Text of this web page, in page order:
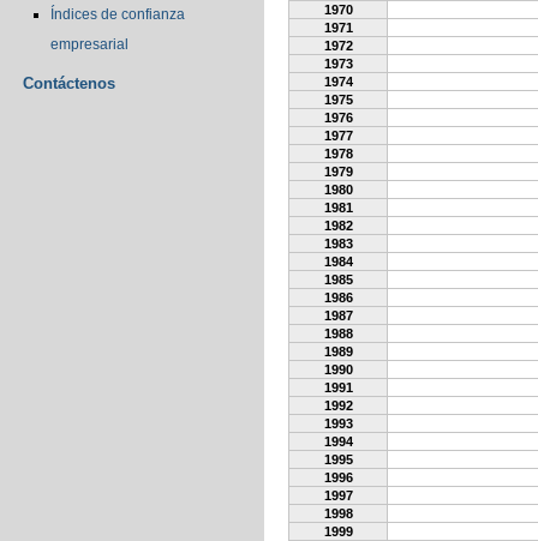
Índices de confianza
empresarial
Contáctenos
1970
1971
1972
1973
1974
1975
1976
1977
1978
1979
1980
1981
1982
1983
1984
1985
1986
1987
1988
1989
1990
1991
1992
1993
1994
1995
1996
1997
1998
1999